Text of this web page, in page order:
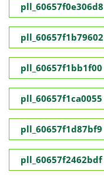
pll_60657f0e306d8
pll_60657f1b79602
pll_60657f1bb1f00
pll_60657f1ca0055
pll_60657f1d87bf9
pll_60657f2462bdf